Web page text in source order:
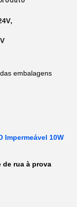
,
embalagens
Impermeável 10W
rua à prova